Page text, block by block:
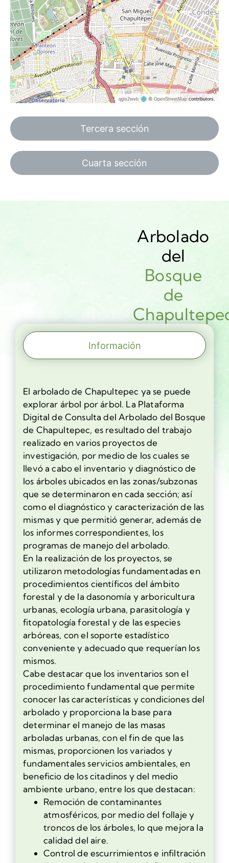
Tercera sección
Cuarta sección
Arbolado
del
Bosque
de
Información
El arbolado de Chapultepec ya se puede
explorar árbol por árbol. La Plataforma
Digital de Consulta del Arbolado del Bosque
de Chapultepec, es resultado del trabajo
realizado en varios proyectos de
investigación, por medio de los cuales se
llevó a cabo el inventario y diagnóstico de
los árboles ubicados en las zonas/subzonas
que se determinaron en cada sección; así
como el diagnóstico y caracterización de las
mismas y que permitió generar, además de
los informes correspondientes, los
programas de manejo del arbolado.
En la realización de los proyectos, se
utilizaron metodologías fundamentadas en
procedimientos científicos del ámbito
forestal y de la dasonomía y arboricultura
urbanas, ecología urbana, parasitología y
fitopatología forestal y de las especies
arbóreas, con el soporte estadístico
conveniente y adecuado que requerían los
mismos.
Cabe destacar que los inventarios son el
procedimiento fundamental que permite
conocer las características y condiciones del
arbolado y proporciona la base para
determinar el manejo de las masas
arboladas urbanas, con el fin de que las
mismas, proporcionen los variados y
fundamentales servicios ambientales, en
beneficio de los citadinos y del medio
ambiente urbano, entre los que destacan:
Remoción de contaminantes
atmosféricos, por medio del follaje y
troncos de los árboles, lo que mejora la
calidad del aire.
Control de escurrimientos e infiltración